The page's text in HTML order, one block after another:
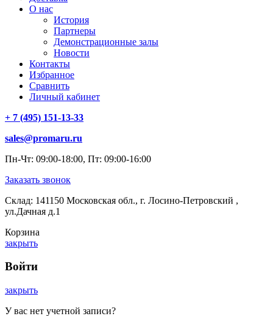
О нас
История
Партнеры
Демонстрационные залы
Новости
Контакты
Избранное
Сравнить
Личный кабинет
+ 7 (495) 151-13-33
sales@promaru.ru
Пн-Чт: 09:00-18:00, Пт: 09:00-16:00
Заказать звонок
Склад: 141150 Московская обл., г. Лосино-Петровский ,
ул.Дачная д.1
Корзина
закрыть
Войти
закрыть
У вас нет учетной записи?